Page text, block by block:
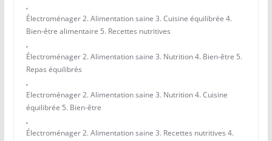
,
Électroménager 2. Alimentation saine 3. Cuisine équilibrée 4.
Bien-être alimentaire 5. Recettes nutritives
,
Électroménager 2. Alimentation saine 3. Nutrition 4. Bien-être 5.
Repas équilibrés
,
Electroménager 2. Alimentation saine 3. Nutrition 4. Cuisine
équilibrée 5. Bien-être
,
Électroménager 2. Alimentation saine 3. Recettes nutritives 4.